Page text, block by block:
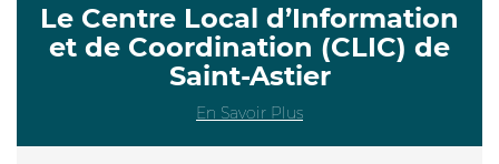
Le Centre Local d’Information
et de Coordination (CLIC) de
Saint-Astier
En Savoir Plus